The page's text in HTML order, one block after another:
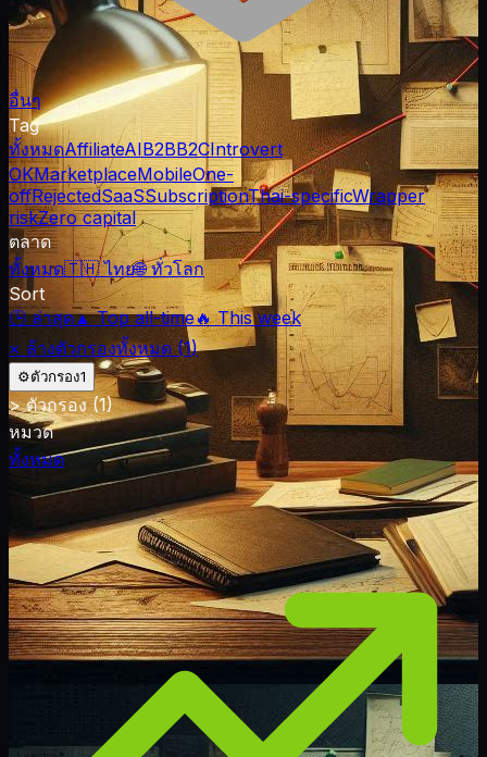
อื่นๆ
Tag
ทั้งหมดAffiliateAIB2BB2CIntrovert
OKMarketplaceMobileOne-
offRejectedSaaSSubscriptionThai-specificWrapper
riskZero capital
ตลาด
ทั้งหมด🇹🇭 ไทย🌐 ทั่วโลก
Sort
🕒 ล่าสุด▲ Top all-time🔥 This week
× ล้างตัวกรองทั้งหมด (1)
⚙ตัวกรอง1
>ตัวกรอง(1)
หมวด
ทั้งหมด